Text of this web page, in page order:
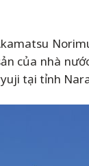
của nhà
tại tỉnh